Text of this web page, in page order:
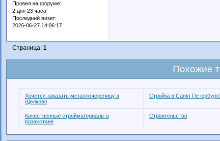
Провел на форуме:
2 дня 23 часа
Последний визит:
2026-06-27 14:06:17
Страница: 1
Похожие
Хочется заказать металлочерепицу в
Щелково
Стройка в Санкт
Качественные стройматериалы в
Казахстане
Строительство